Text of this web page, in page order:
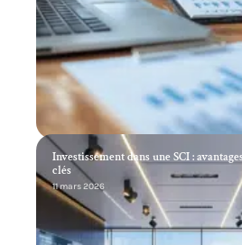
Investissement dans une SCI :
clés
11 mars 2026